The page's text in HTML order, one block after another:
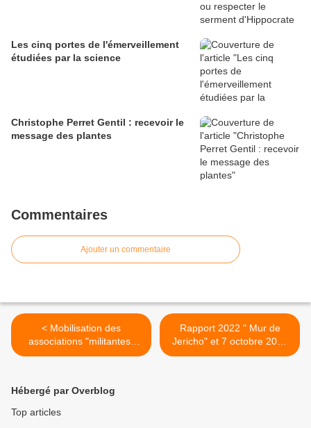
Les cinq portes de l'émerveillement
étudiées par la science
Christophe Perret Gentil : recevoir le
message des plantes
Commentaires
Ajouter un commentaire
< Mobilisation des
associations "militantes"
contre les "contenus
Rapport 2022 " Mur de
Jericho" et 7 octobre 2023
>
Hébergé par Overblog
Top articles